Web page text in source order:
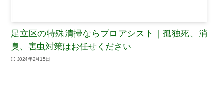
足立区の特殊清掃ならプロアシスト｜孤独死、消
臭、害虫対策はお任せください
2024年2月15日